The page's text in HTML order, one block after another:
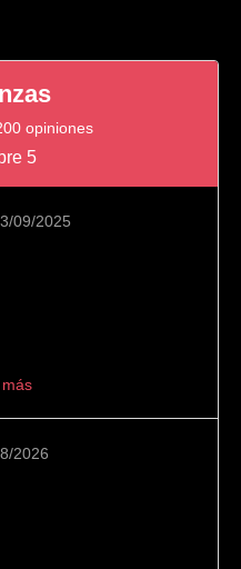
opiniones
5
09/2025
2026